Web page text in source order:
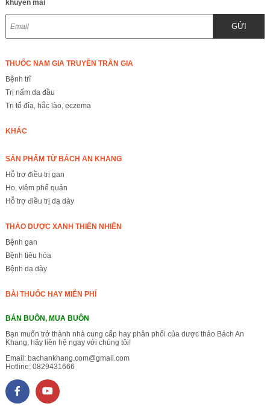
khuyến mãi
GỬI
THUỐC NAM GIA TRUYỀN TRẦN GIA
Bệnh trĩ
Trị nấm da đầu
Trị tổ đỉa, hắc lào, eczema
KHÁC
SẢN PHẨM TỪ BÁCH AN KHANG
Hỗ trợ điều trị gan
Ho, viêm phế quản
Hỗ trợ điều trị dạ dày
THẢO DƯỢC XANH THIÊN NHIÊN
Bệnh gan
Bệnh tiêu hóa
Bệnh dạ dày
BÀI THUỐC HAY MIỄN PHÍ
BÁN BUÔN, MUA BUÔN
Bạn muốn trở thành nhà cung cấp hay phân phối của dược thảo Bách An
Khang, hãy liên hệ ngay với chúng tôi!
Email: bachankhang.com@gmail.com
Hotline: 0829431666